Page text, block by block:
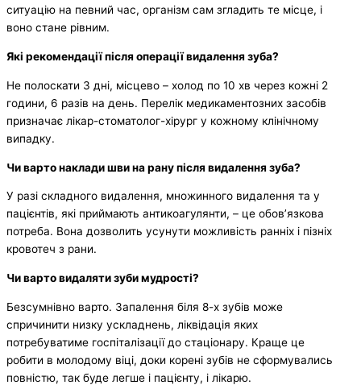
ситуацію на певний час, організм сам згладить те місце, і
воно стане рівним.
Які рекомендації після операції видалення зуба?
Не полоскати 3 дні, місцево – холод по 10 хв через кожні 2
години, 6 разів на день. Перелік медикаментозних засобів
призначає лікар-стоматолог-хірург у кожному клінічному
випадку.
Чи варто наклади шви на рану після видалення зуба?
У разі складного видалення, множинного видалення та у
пацієнтів, які приймають антикоагулянти, – це обов’язкова
потреба. Вона дозволить усунути можливість ранніх і пізніх
кровотеч з рани.
Чи варто видаляти зуби мудрості?
Безсумнівно варто. Запалення біля 8-х зубів може
спричинити низку ускладнень, ліквідація яких
потребуватиме госпіталізації до стаціонару. Краще це
робити в молодому віці, доки корені зубів не сформувались
повністю, так буде легше і пацієнту, і лікарю.